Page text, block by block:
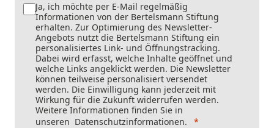
Ja, ich möchte per E-Mail regelmäßig
Informationen von der Bertelsmann Stiftung
erhalten. Zur Optimierung des Newsletter-
Angebots nutzt die Bertelsmann Stiftung ein
personalisiertes Link- und Öffnungstracking.
Dabei wird erfasst, welche Inhalte geöffnet und
welche Links angeklickt werden. Die Newsletter
können teilweise personalisiert versendet
werden. Die Einwilligung kann jederzeit mit
Wirkung für die Zukunft widerrufen werden.
Weitere Informationen finden Sie in
unseren Datenschutzinformationen.